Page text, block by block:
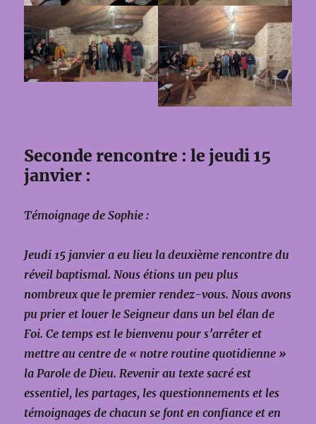
Seconde rencontre : le jeudi 15
janvier :
Témoignage de Sophie :
Jeudi 15 janvier a eu lieu la deuxième rencontre du
réveil baptismal. Nous étions un peu plus
nombreux que le premier rendez-vous. Nous avons
pu prier et louer le Seigneur dans un bel élan de
Foi. Ce temps est le bienvenu pour s’arrêter et
mettre au centre de « notre routine quotidienne »
la Parole de Dieu. Revenir au texte sacré est
essentiel, les partages, les questionnements et les
témoignages de chacun se font en confiance et en